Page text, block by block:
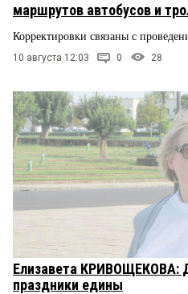
маршрутов автобусов и
Корректировки связаны с
10 августа 12:03 0 28
Елизавета КРИВОЩЕКОВА:
праздники едины